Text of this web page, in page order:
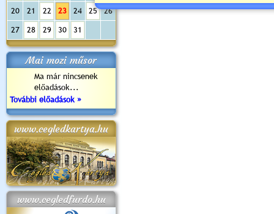
20 21 22 23 24 25 26
27 28 29 30 31
Mai mozi műsor
Ma már nincsenek
előadások...
További előadások »
www.cegledkartya.hu
www.cegledfurdo.hu